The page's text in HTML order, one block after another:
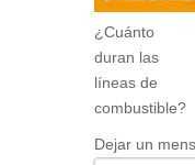
¿Cuánto
duran las
líneas de
combustible?
Dejar un